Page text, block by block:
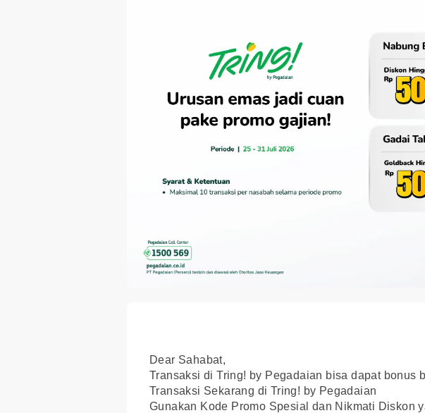
Dear Sahabat,
Transaksi di Tring! by Pegadaian bisa dapat bonus
Transaksi Sekarang di Tring! by Pegadaian
Gunakan Kode Promo Spesial dan Nikmati Diskon